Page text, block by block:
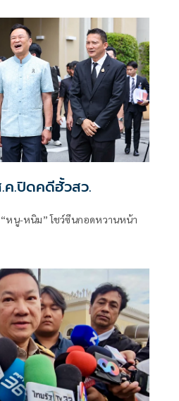
บ.อนุทินปึ้ก! ส.ค.ปิดคดีฮั้วสว.
“หนู-หนิม” โชว์ซีนกอดหวานหน้า